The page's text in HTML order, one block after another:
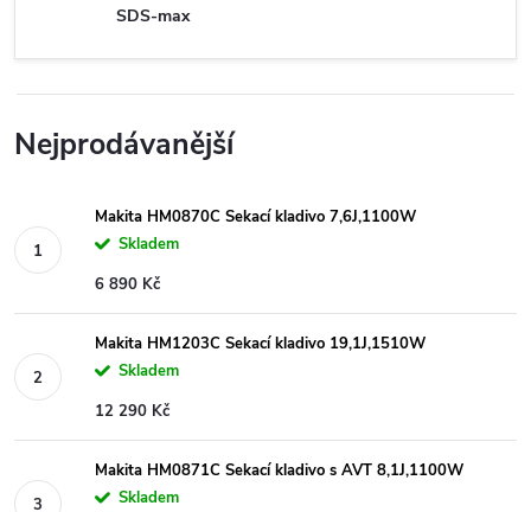
SDS-max
Nejprodávanější
Makita HM0870C Sekací kladivo 7,6J,1100W
Skladem
6 890 Kč
Makita HM1203C Sekací kladivo 19,1J,1510W
Skladem
12 290 Kč
Makita HM0871C Sekací kladivo s AVT 8,1J,1100W
Skladem